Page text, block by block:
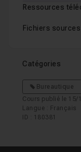
Ressources
Fichiers sources
Catégories
Bureautique
Cours publié le 15/
Langue : Français
ID : 180381